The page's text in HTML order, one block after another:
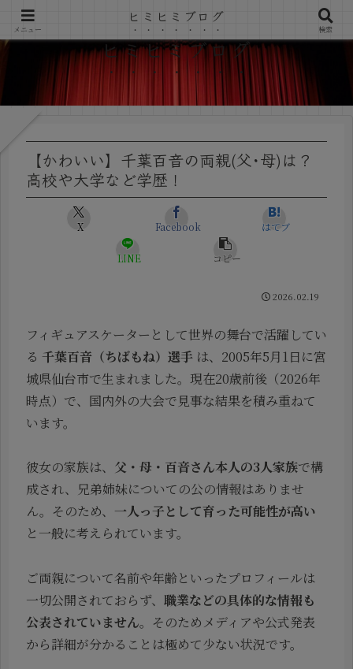
ヒミヒミブログ
【かわいい】千葉百音の両親(父･母)は？
高校や大学など学歴！
X Facebook はてブ
LINE コピー
2026.02.19
フィギュアスケーターとして世界の舞台で活躍してい
る 千葉百音（ちばもね）選手 は、2005年5月1日に宮
城県仙台市で生まれました。現在20歳前後（2026年
時点）で、国内外の大会で見事な結果を積み重ねて
います。
彼女の家族は、 父・母・百音さん本人の3人家族で構
成され、兄弟姉妹についての公の情報はありませ
ん。そのため、 一人っ子として育った可能性が高い
と一般に考えられています。
ご両親について名前や年齢といったプロフィールは
一切公開されておらず、 職業などの具体的な情報も
公表されていません。そのためメディアや公式発表
から詳細が分かることは極めて少ない状況です。
メニュー
ヒミヒミブログ
検索